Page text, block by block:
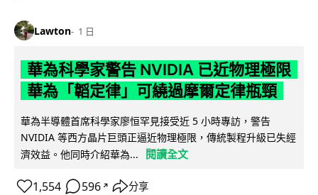
Lawton 1 日
華為科學家警告 NVIDIA 已近物理極限
華為「韜定律」可繞過摩爾定律瓶頸
華為半導體首席科學家廖恒罕見接受近 5 小時專訪，警告
NVIDIA 等西方晶片巨頭正逼近物理極限，傳統製程升級已失經
濟效益。他同時介紹華為...
閱讀全文
1,554 596 ↗ 分享